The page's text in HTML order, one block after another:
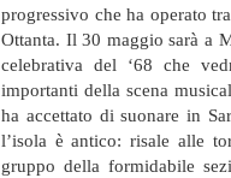
progressivo che ha operato
Ottanta. Il 30 maggio sarà a
celebrativa del ‘68 che
importanti della scena
ha accettato di suonare in
l’isola è antico: risale alle
gruppo della formidabile